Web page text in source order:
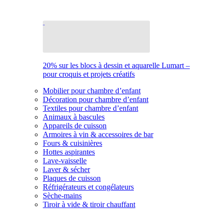
20% sur les blocs à dessin et aquarelle Lumart –
pour croquis et projets créatifs
Mobilier pour chambre d’enfant
Décoration pour chambre d’enfant
Textiles pour chambre d’enfant
Animaux à bascules
Appareils de cuisson
Armoires à vin & accessoires de bar
Fours & cuisinières
Hottes aspirantes
Lave-vaisselle
Laver & sécher
Plaques de cuisson
Réfrigérateurs et congélateurs
Sèche-mains
Tiroir à vide & tiroir chauffant